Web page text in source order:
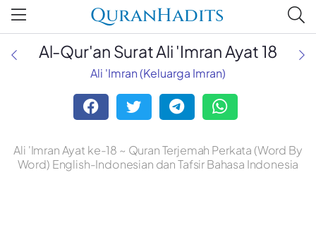
QuranHadits
Al-Qur'an Surat Ali 'Imran Ayat 18
Ali 'Imran (Keluarga Imran)
Ali 'Imran Ayat ke-18 ~ Quran Terjemah Perkata (Word By
Word) English-Indonesian dan Tafsir Bahasa Indonesia